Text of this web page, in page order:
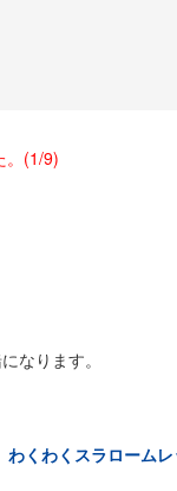
。(1/9)
なります。
わくわくスラローム